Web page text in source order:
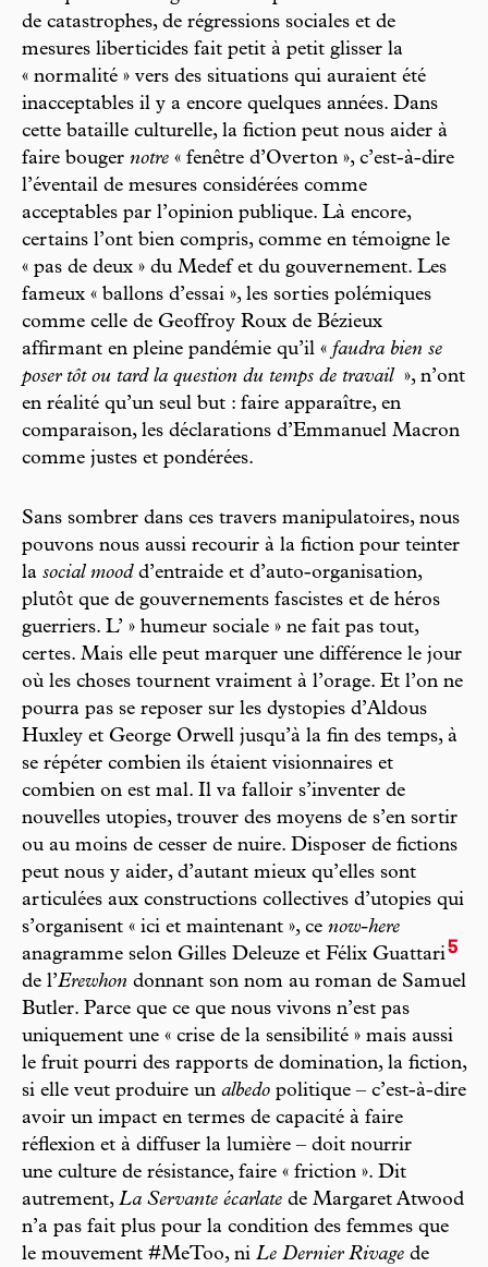
de catastrophes, de régressions sociales et de
mesures liberticides fait petit à petit glisser la
« normalité » vers des situations qui auraient été
inacceptables il y a encore quelques années. Dans
cette bataille culturelle, la fiction peut nous aider à
faire bouger notre « fenêtre d’Overton », c’est-à-dire
l’éventail de mesures considérées comme
acceptables par l’opinion publique. Là encore,
certains l’ont bien compris, comme en témoigne le
« pas de deux » du Medef et du gouvernement. Les
fameux « ballons d’essai », les sorties polémiques
comme celle de Geoffroy Roux de Bézieux
affirmant en pleine pandémie qu’il « faudra bien se
poser tôt ou tard la question du temps de travail​ », n’ont
en réalité qu’un seul but : faire apparaître, en
comparaison, les déclarations d’Emmanuel Macron
comme justes et pondérées.
Sans sombrer dans ces travers manipulatoires, nous
pouvons nous aussi recourir à la fiction pour teinter
la social mood d’entraide et d’auto-organisation,
plutôt que de gouvernements fascistes et de héros
guerriers. L’ » humeur sociale » ne fait pas tout,
certes. Mais elle peut marquer une différence le jour
où les choses tournent vraiment à l’orage. Et l’on ne
pourra pas se reposer sur les dystopies d’Aldous
Huxley et George Orwell jusqu’à la fin des temps, à
se répéter combien ils étaient visionnaires et
combien on est mal. Il va falloir s’inventer de
nouvelles utopies, trouver des moyens de s’en sortir
ou au moins de cesser de nuire. Disposer de fictions
peut nous y aider, d’autant mieux qu’elles sont
articulées aux constructions collectives d’utopies qui
s’organisent « ici et maintenant », ce now-here
anagramme selon Gilles Deleuze et Félix Guattari5
de l’Erewhon donnant son nom au roman de Samuel
Butler. Parce que ce que nous vivons n’est pas
uniquement une « crise de la sensibilité » mais aussi
le fruit pourri des rapports de domination, la fiction,
si elle veut produire un albedo politique – c’est-à-dire
avoir un impact en termes de capacité à faire
réflexion et à diffuser la lumière – doit nourrir
une culture de résistance, faire « friction ». Dit
autrement, La Servante écarlate de Margaret Atwood
n’a pas fait plus pour la condition des femmes que
le mouvement #MeToo, ni Le Dernier Rivage de